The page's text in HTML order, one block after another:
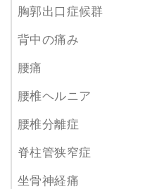
胸郭出口症候群
背中の痛み
腰痛
腰椎ヘルニア
腰椎分離症
脊柱管狭窄症
坐骨神経痛